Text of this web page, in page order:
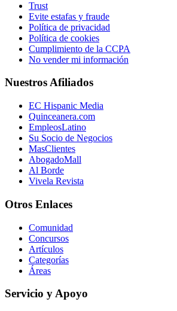
Trust
Evite estafas y fraude
Política de privacidad
Política de cookies
Cumplimiento de la CCPA
No vender mi información
Nuestros Afiliados
EC Hispanic Media
Quinceanera.com
EmpleosLatino
Su Socio de Negocios
MasClientes
AbogadoMall
Al Borde
Vivela Revista
Otros Enlaces
Comunidad
Concursos
Artículos
Categorías
Áreas
Servicio y Apoyo